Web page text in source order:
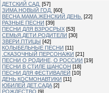
ДЕТСКИЙ САД. [57]
ЗИМА.НОВЫЙ ГОД. [60]
ВЕСНА.МАМА.ЖЕНСКИЙ ДЕНЬ. [22]
РАЗНЫЕ ПЕСНИ [39]
ПЕСНИ ДЛЯ ВЗРОСРЫХ [53]
СЕМЬЯ.ДЕТИ.РОДИТЕЛИ [30]
ЗВЕРИ.ПТИЦЫ [42]
КОЛЫБЕЛЬНЫЕ ПЕСНИ [11]
.СКАЗОЧНЫЙ ПЕРСОНАЖИ [21]
ПЕСНИ О РОДИНЕ, О РОССИИ [19]
ПЕСНИ В СТИЛЕ ШАНСОН [18]
ПЕСНИ ДЛЯ ФЕСТИВАЛЕЙ [10]
ДЕНЬ КОСМОНАВТИКИ [11]
ЮБИЛЕЙ ДЕТ.САДА [2]
РОЖДЕСТВО [9]